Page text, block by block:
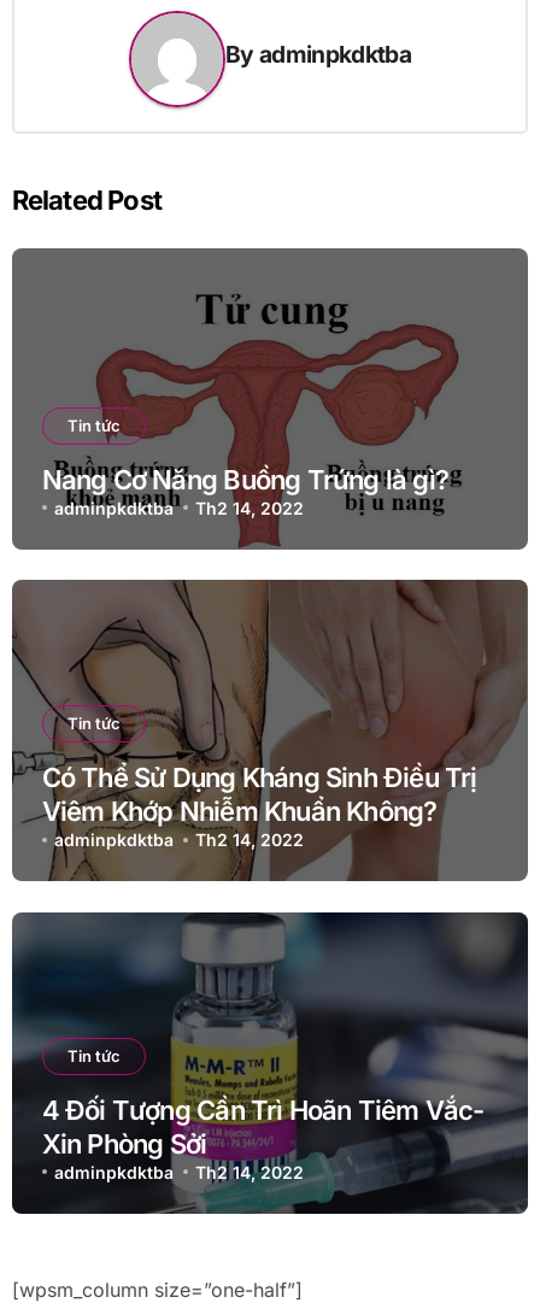
Byadminpkdktba
Related Post
Tin tức
Nang Cơ Năng Buồng Trứng là gì?
adminpkdktba Th2 14, 2022
Tin tức
Có Thể Sử Dụng Kháng Sinh Điều Trị
Viêm Khớp Nhiễm Khuẩn Không?
adminpkdktba Th2 14, 2022
Tin tức
4 Đối Tượng Cần Trì Hoãn Tiêm Vắc-
Xin Phòng Sởi
adminpkdktba Th2 14, 2022
[wpsm_column size=”one-half”]